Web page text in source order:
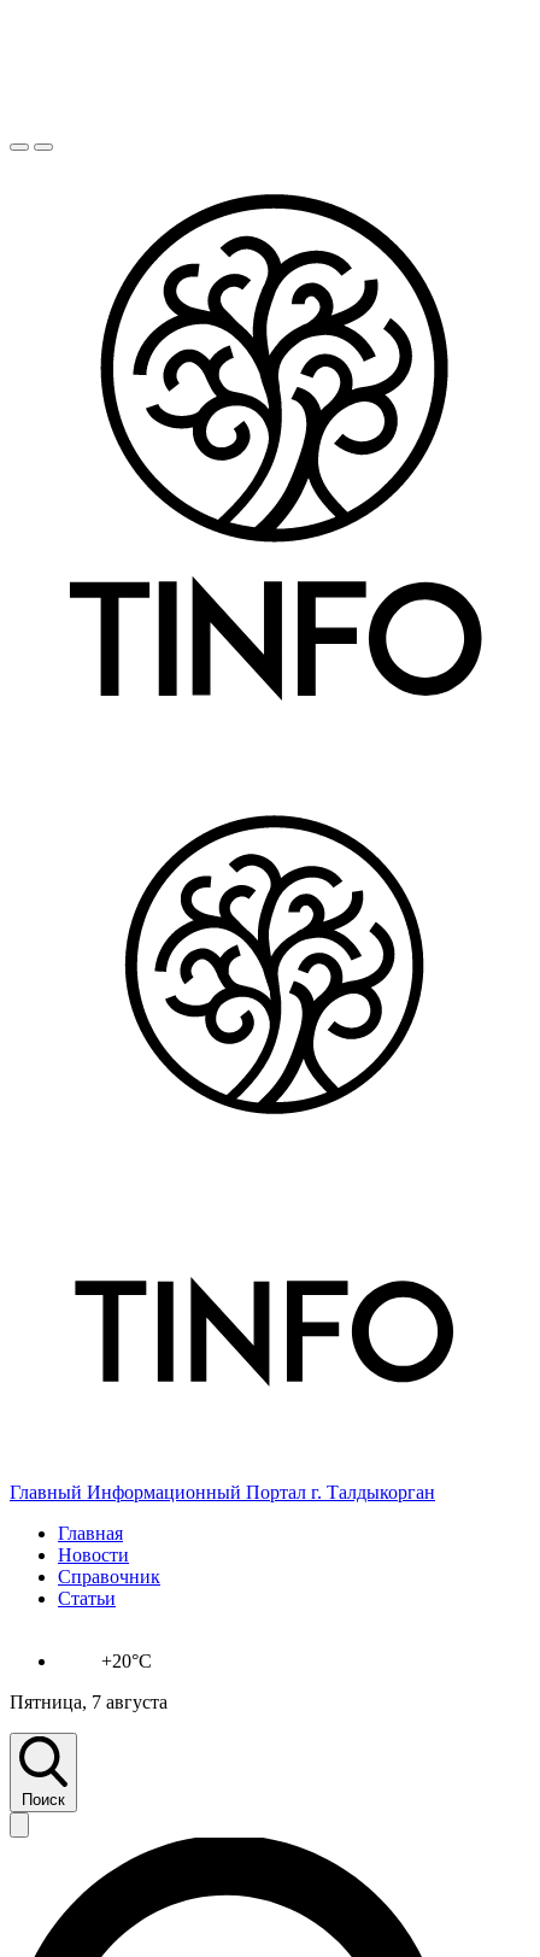
Главный Информационный Портал г. Талдыкорган
Главная
Новости
Справочник
Статьи
+20°C
Пятница, 7 августа
Поиск